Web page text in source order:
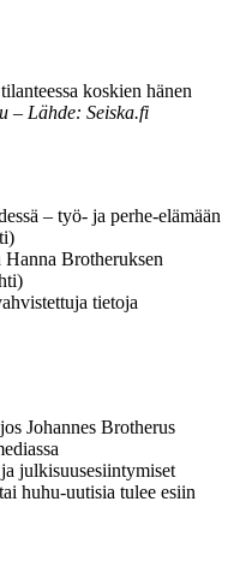
koskien hänen
– Lähde: Seiska.fi
– työ- ja perhe-elämään
Brotheruksen
tietoja
Johannes Brotherus
julkisuusesiintymiset
huhu-uutisia tulee esiin